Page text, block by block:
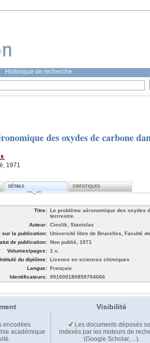
Historique de recherche
des oxydes de carbone
1971
DÉTAILS STATISTIQUES
Titre: Le problème aéronomique des oxydes
terrrestre.
Auteur: Cieslik, Stanislas
sur la publication: Université libre de Bruxelles, Faculté
de publication: Non publié, 1971
Volumes/pages: 1 v.
Intitulé du diplôme: Licence en sciences chimiques
Langue: Français
Identificateurs: 991000180859704066
Visibilité
encodées
académique
Les documents déposés
indexés par les moteurs de
(Google Scholar,…).